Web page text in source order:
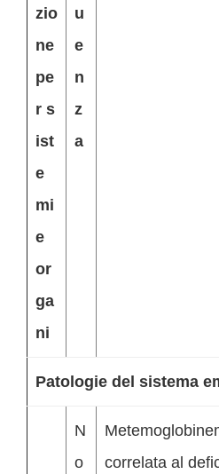
zio
ne
pe
r s
ist
e
mi
e
or
ga
ni
u
e
n
z
a
Patologie del sistema
N
o
correlata al